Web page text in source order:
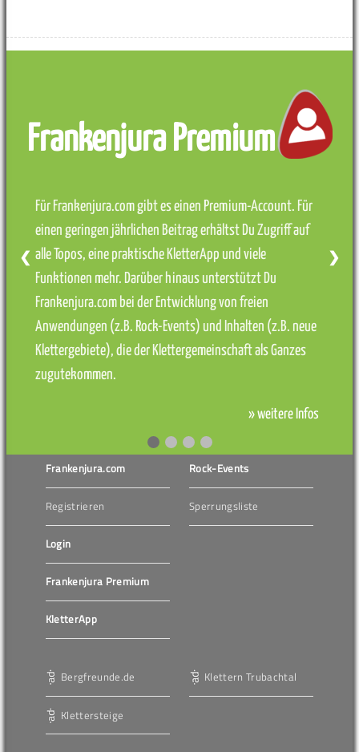
Frankenjura Premium
Für Frankenjura.com gibt es einen Premium-Account. Für
einen geringen jährlichen Beitrag erhältst Du Zugriff auf
alle Topos, eine praktische KletterApp und viele
Funktionen mehr. Darüber hinaus unterstützt Du
Frankenjura.com bei der Entwicklung von freien
Anwendungen (z.B. Rock-Events) und Inhalten (z.B. neue
Klettergebiete), die der Klettergemeinschaft als Ganzes
zugutekommen.
» weitere Infos
❮ ❯
Frankenjura.com
Registrieren
Login
Frankenjura Premium
KletterApp
Rock-Events
Sperrungsliste
Bergfreunde.de
Klettersteige
Klettern Trubachtal